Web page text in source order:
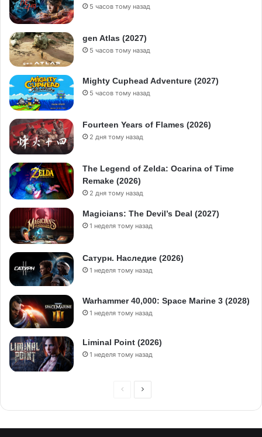
5 часов тому назад
gen Atlas (2027)
5 часов тому назад
Mighty Cuphead Adventure (2027)
5 часов тому назад
Fourteen Years of Flames (2026)
2 дня тому назад
The Legend of Zelda: Ocarina of Time
Remake (2026)
2 дня тому назад
Magicians: The Devil’s Deal (2027)
1 неделя тому назад
Сатурн. Наследие (2026)
1 неделя тому назад
Warhammer 40,000: Space Marine 3 (2028)
1 неделя тому назад
Liminal Point (2026)
1 неделя тому назад